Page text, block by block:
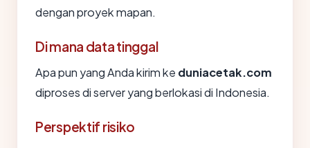
dengan proyek mapan.
Di mana data tinggal
Apa pun yang Anda kirim ke duniacetak.com
diproses di server yang berlokasi di Indonesia.
Perspektif risiko